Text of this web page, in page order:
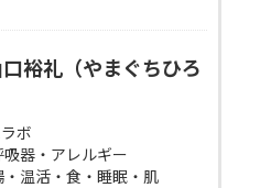
裕礼（やまぐちひろ
ボ
器・アレルギー
温活・食・睡眠・肌